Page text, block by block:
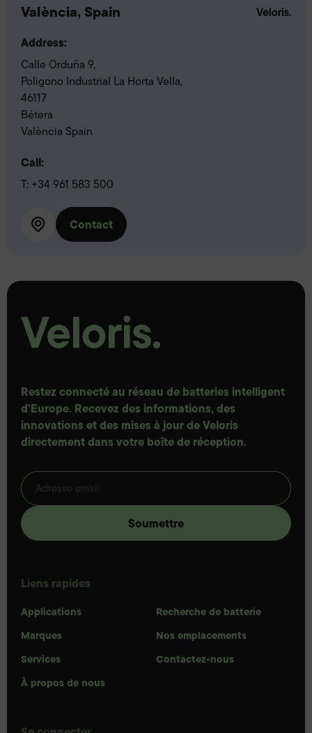
València, Spain
Address:
Calle Orduña 9,
Poligono Industrial La Horta Vella,
46117
Bétera
València Spain
Call:
T: +34 961 583 500
Contact
Restez connecté au réseau de batteries intelligent
d'Europe. Recevez des informations, des
innovations et des mises à jour de Veloris
directement dans votre boîte de réception.
Liens rapides
Applications
Marques
Services
À propos de nous
Recherche de batterie
Nos emplacements
Contactez-nous